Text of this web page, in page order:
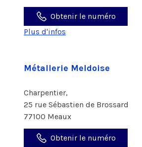
Obtenir le numéro
Plus d'infos
Métallerie Meldoise
Charpentier,
25 rue Sébastien de Brossard
77100 Meaux
Obtenir le numéro